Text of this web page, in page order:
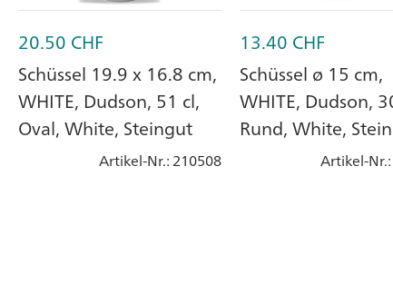
20.50 CHF
Schüssel 19.9 x 16.8 cm,
WHITE, Dudson, 51 cl,
Oval, White, Steingut
Artikel-Nr.: 210508
13.40 CHF
Schüssel ø 15 cm,
WHITE, Dudson,
Rund, White,
Artikel-Nr.